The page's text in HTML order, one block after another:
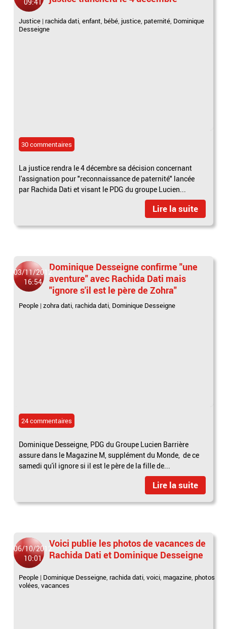
Justice | rachida dati,enfant, bébé, justice, paternité, Dominique
Desseigne
30 commentaires
La justice rendra le 4 décembre sa décision concernant
l'assignation pour "reconnaissance de paternité" lancée
par Rachida Dati et visant le PDG du groupe Lucien...
Lire la suite
03/11/2012
16:54
Dominique Desseigne confirme "une
aventure" avec Rachida Dati mais
"ignore s'il est le père de Zohra"
People |zohra dati, rachida dati, Dominique Desseigne
24 commentaires
Dominique Desseigne, PDG du Groupe Lucien Barrière
assure dans le Magazine M, supplément du Monde, de ce
samedi qu'il ignore si il est le père de la fille de...
Lire la suite
06/10/2012
10:01
Voici publie les photos de vacances de
Rachida Dati et Dominique Desseigne
People | Dominique Desseigne, rachida dati,voici, magazine, photos
volées,vacances